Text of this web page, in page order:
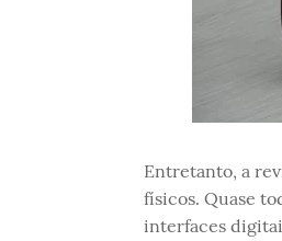
Entretanto, a
físicos. Quase
interfaces